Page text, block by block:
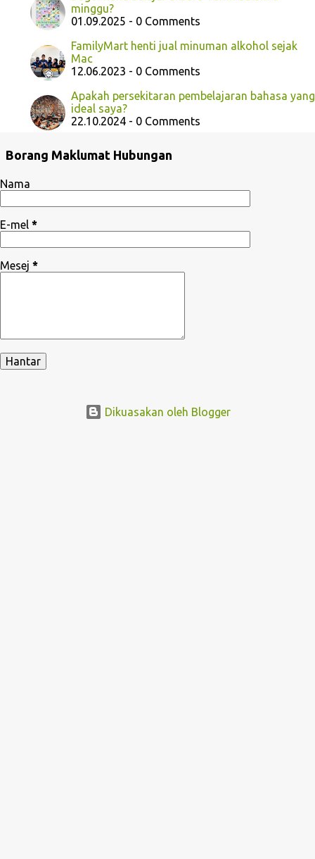
minggu?
01.09.2025 - 0 Comments
FamilyMart henti jual minuman alkohol sejak
Mac
12.06.2023 - 0 Comments
Apakah persekitaran pembelajaran bahasa yang
ideal saya?
22.10.2024 - 0 Comments
Borang Maklumat Hubungan
Nama
E-mel *
Mesej *
Dikuasakan oleh Blogger